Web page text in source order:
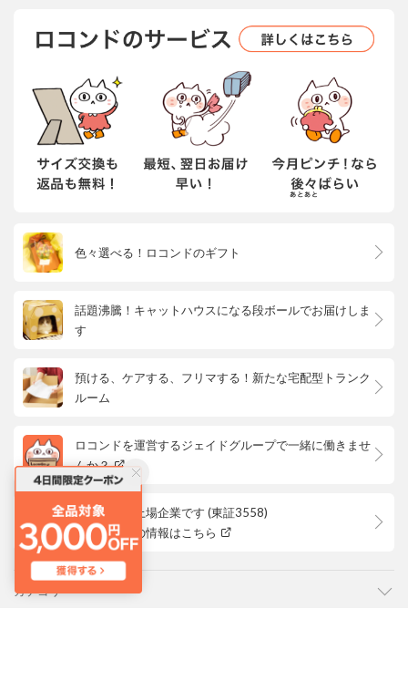
色々選べる！ロコンドのギフト
話題沸騰！キャットハウスになる段ボールでお届けしま
す
預ける、ケアする、フリマする！新たな宅配型トランク
ルーム
ロコンドを運営するジェイドグループで一緒に働きませ
んか？
ロコンドは上場企業です (東証3558)
株主優待等の情報はこちら
カテゴリ